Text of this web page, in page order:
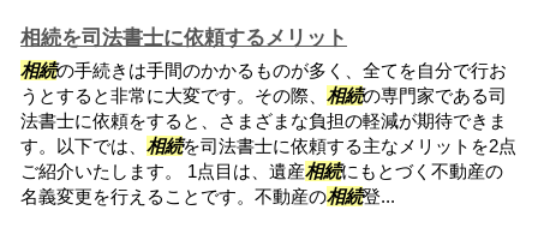
相続を司法書士に依頼するメリット
相続の手続きは手間のかかるものが多く、全てを自分で行お
うとすると非常に大変です。その際、 相続の専門家である司
法書士に依頼をすると、さまざまな負担の軽減が期待できま
す。以下では、 相続を司法書士に依頼する主なメリットを2点
ご紹介いたします。 1点目は、遺産相続にもとづく不動産の
名義変更を行えることです。不動産の相続登...